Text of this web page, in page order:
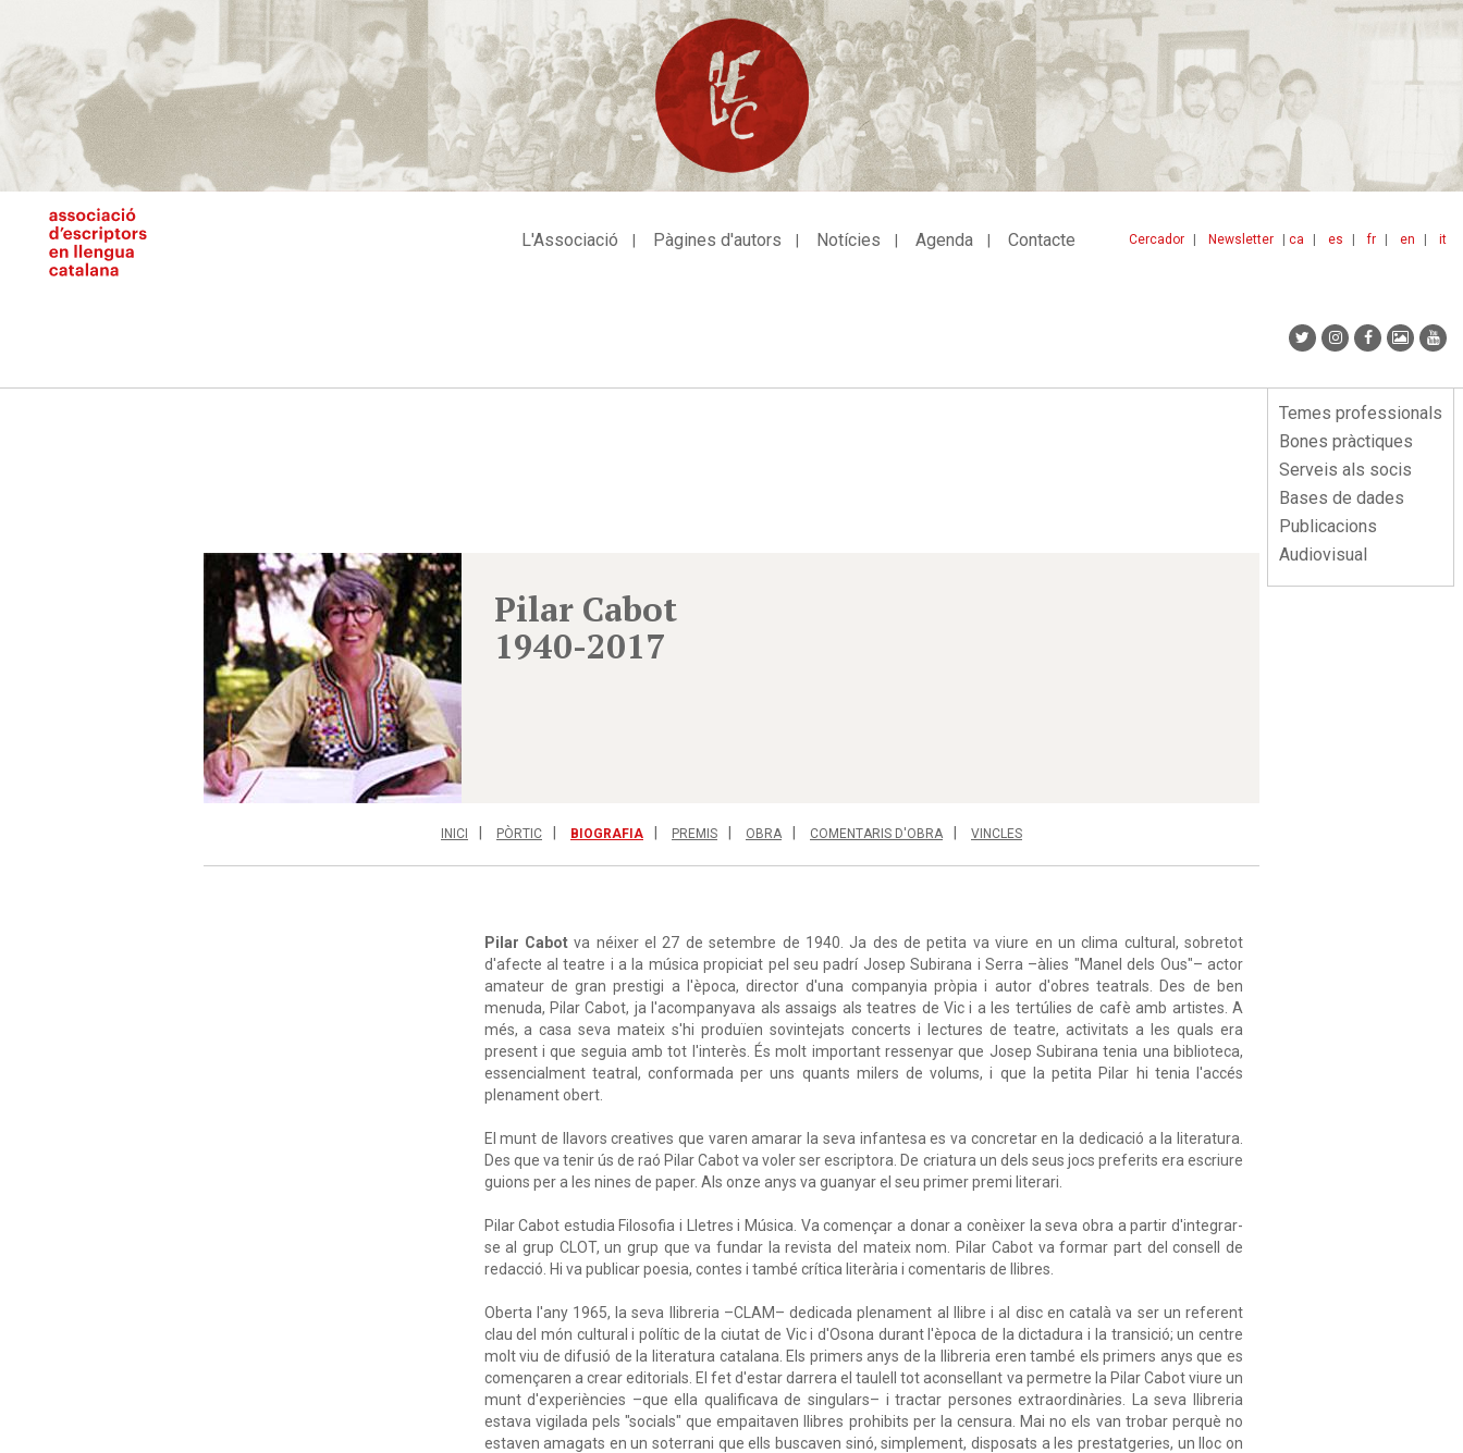
contingut
ca es fr en it
Cercador Newsletter
L'Associació Pàgines d'autors Notícies Agenda Contacte
Menu
lateral
Temes professionals
Bones pràctiques
Serveis als socis
Bases de dades
Publicacions
Audiovisual
Pilar Cabot
1940-2017
INICI PÒRTIC BIOGRAFIA PREMIS OBRA COMENTARIS D'OBRA VINCLES
Pilar Cabotva néixer el 27 de setembre de 1940. Ja des de petita va viure en un clima cultural, sobretot
d'afecte al teatre i a la música propiciat pel seu padrí Josep Subirana i Serra –àlies "Manel dels Ous"– actor
amateur de gran prestigi a l'època, director d'una companyia pròpia i autor d'obres teatrals. Des de ben
menuda, Pilar Cabot, ja l'acompanyava als assaigs als teatres de Vic i a les tertúlies de cafè amb artistes. A
més, a casa seva mateix s'hi produïen sovintejats concerts i lectures de teatre, activitats a les quals era
present i que seguia amb tot l'interès. És molt important ressenyar que Josep Subirana tenia una biblioteca,
essencialment teatral, conformada per uns quants milers de volums, i que la petita Pilar hi tenia l'accés
plenament obert.
El munt de llavors creatives que varen amarar la seva infantesa es va concretar en la dedicació a la literatura.
Des que va tenir ús de raó Pilar Cabot va voler ser escriptora. De criatura un dels seus jocs preferits era escriure
guions per a les nines de paper. Als onze anys va guanyar el seu primer premi literari.
Pilar Cabot estudia Filosofia i Lletres i Música. Va començar a donar a conèixer la seva obra a partir d'integrar-
se al grup CLOT, un grup que va fundar la revista del mateix nom. Pilar Cabot va formar part del consell de
redacció. Hi va publicar poesia, contes i també crítica literària i comentaris de llibres.
Oberta l'any 1965, la seva llibreria –CLAM– dedicada plenament al llibre i al disc en català va ser un referent
clau del món cultural i polític de la ciutat de Vic i d'Osona durant l'època de la dictadura i la transició; un centre
molt viu de difusió de la literatura catalana. Els primers anys de la llibreria eren també els primers anys que es
començaren a crear editorials. El fet d'estar darrera el taulell tot aconsellant va permetre la Pilar Cabot viure un
munt d'experiències –que ella qualificava de singulars– i tractar persones extraordinàries. La seva llibreria
estava vigilada pels "socials" que empaitaven llibres prohibits per la censura. Mai no els van trobar perquè no
estaven amagats en un soterrani que ells buscaven sinó, simplement, disposats a les prestatgeries, un lloc on